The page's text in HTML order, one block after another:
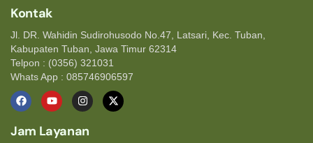
Kontak
Jl. DR. Wahidin Sudirohusodo No.47, Latsari, Kec. Tuban,
Kabupaten Tuban, Jawa Timur 62314
Telpon : (0356) 321031
Whats App : 085746906597
Jam Layanan